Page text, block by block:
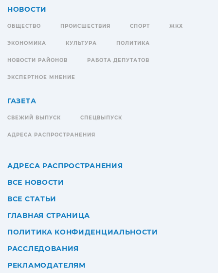
НОВОСТИ
ОБЩЕСТВО ПРОИСШЕСТВИЯ СПОРТ ЖКХ
ЭКОНОМИКА КУЛЬТУРА ПОЛИТИКА
НОВОСТИ РАЙОНОВ РАБОТА ДЕПУТАТОВ
ЭКСПЕРТНОЕ МНЕНИЕ
ГАЗЕТА
СВЕЖИЙ ВЫПУСК СПЕЦВЫПУСК
АДРЕСА РАСПРОСТРАНЕНИЯ
АДРЕСА РАСПРОСТРАНЕНИЯ
ВСЕ НОВОСТИ
ВСЕ СТАТЬИ
ГЛАВНАЯ СТРАНИЦА
ПОЛИТИКА КОНФИДЕНЦИАЛЬНОСТИ
РАССЛЕДОВАНИЯ
РЕКЛАМОДАТЕЛЯМ